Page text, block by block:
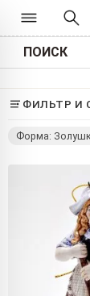
ПОИСК
ФИЛЬТР И
Форма: